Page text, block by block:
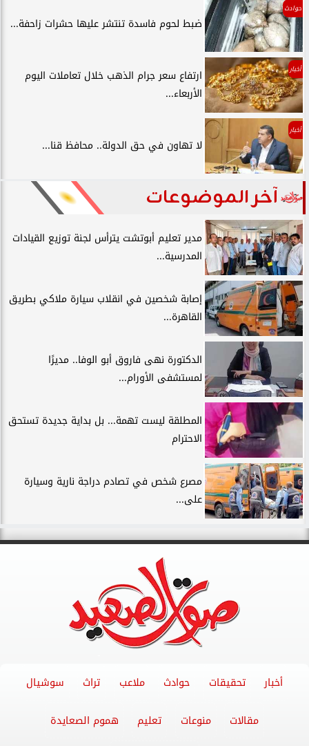
حوادث
ضبط لحوم فاسدة تنتشر عليها حشرات زاحفة...
أخبار
ارتفاع سعر جرام الذهب خلال تعاملات اليوم
الأربعاء...
أخبار
لا تهاون في حق الدولة.. محافظ قنا...
آخر الموضوعات
مدير تعليم أبوتشت يترأس لجنة توزيع القيادات
المدرسية...
إصابة شخصين في انقلاب سيارة ملاكي بطريق
القاهرة...
الدكتورة نهى فاروق أبو الوفا.. مديرًا
لمستشفى الأورام...
المطلقة ليست تهمة... بل بداية جديدة تستحق
الاحترام
مصرع شخص في تصادم دراجة نارية وسيارة
على...
أخبار تحقيقات حوادث ملاعب تراث سوشيال
مقالات منوعات تعليم هموم الصعايدة